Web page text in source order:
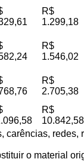
R$
1.299,18
R$
1.546,02
R$
2.705,38
R$
10.842,58
carências,
o material